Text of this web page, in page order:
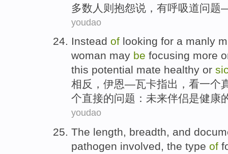
多数 人则抱怨说 ， 有呼吸道问题
youdao
Instead of looking for a manly
woman may be focusing more
this potential mate healthy or
相反 ，伊恩—瓦卡指出 ， 看一个
个直接的问题 ： 未来伴侣是健康
youdao
The length, breadth, and
pathogen involved, the type of